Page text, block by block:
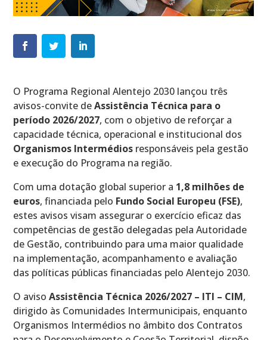
O Programa Regional Alentejo 2030 lançou três
avisos-convite deAssistência Técnica para o
período 2026/2027, com o objetivo de reforçar a
capacidade técnica, operacional e institucional dos
Organismos Intermédios responsáveis pela gestão
e execução do Programa na região.
Com uma dotação global superior a 1,8 milhões de
euros, financiada pelo Fundo Social Europeu (FSE),
estes avisos visam assegurar o exercício eficaz das
competências de gestão delegadas pela Autoridade
de Gestão, contribuindo para uma maior qualidade
na implementação, acompanhamento e avaliação
das políticas públicas financiadas pelo Alentejo 2030.
O avisoAssistência Técnica 2026/2027 – ITI – CIM,
dirigido às Comunidades Intermunicipais, enquanto
Organismos Intermédios no âmbito dos Contratos